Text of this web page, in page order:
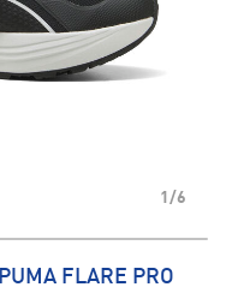
1/6
FLARE PRO